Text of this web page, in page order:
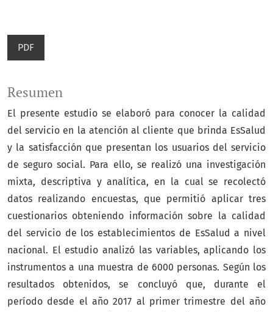
PDF
Resumen
El presente estudio se elaboró para conocer la calidad
del servicio en la atención al cliente que brinda EsSalud
y la satisfacción que presentan los usuarios del servicio
de seguro social. Para ello, se realizó una investigación
mixta, descriptiva y analítica, en la cual se recolectó
datos realizando encuestas, que permitió aplicar tres
cuestionarios obteniendo información sobre la calidad
del servicio de los establecimientos de EsSalud a nivel
nacional. El estudio analizó las variables, aplicando los
instrumentos a una muestra de 6000 personas. Según los
resultados obtenidos, se concluyó que, durante el
período desde el año 2017 al primer trimestre del año